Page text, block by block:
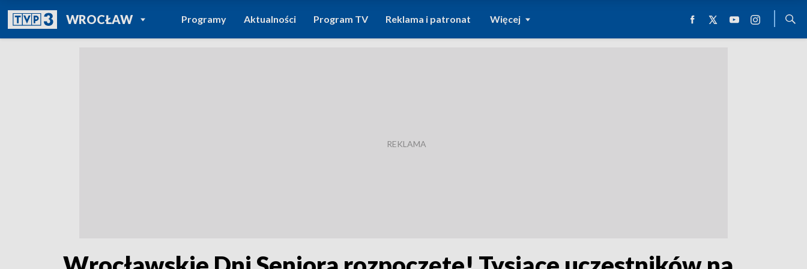
WROCŁAWPOWRÓT DO
TVP REGIONY
Programy Aktualności Program TV Reklama i patronat Więcej